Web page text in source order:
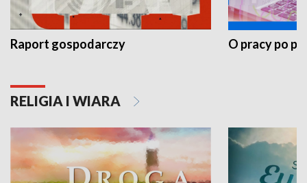
Raport gospodarczy O pracy po
RELIGIA I WIARA